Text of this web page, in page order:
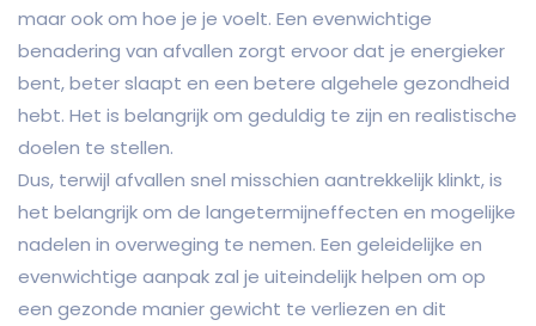
maar ook om hoe je je voelt. Een evenwichtige
benadering van afvallen zorgt ervoor dat je energieker
bent, beter slaapt en een betere algehele gezondheid
hebt. Het is belangrijk om geduldig te zijn en realistische
doelen te stellen.
Dus, terwijl afvallen snel misschien aantrekkelijk klinkt, is
het belangrijk om de langetermijneffecten en mogelijke
nadelen in overweging te nemen. Een geleidelijke en
evenwichtige aanpak zal je uiteindelijk helpen om op
een gezonde manier gewicht te verliezen en dit